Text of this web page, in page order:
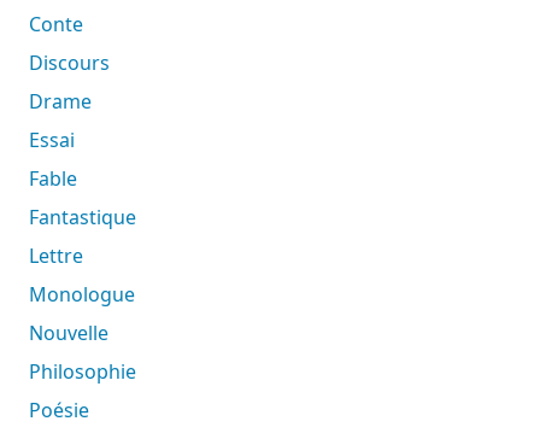
Conte
Discours
Drame
Essai
Fable
Fantastique
Lettre
Monologue
Nouvelle
Philosophie
Poésie